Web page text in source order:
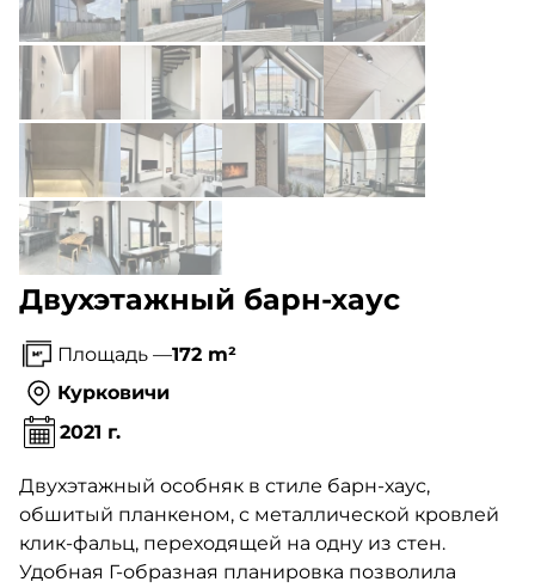
Двухэтажный барн-хаус
Площадь —172 m²
Курковичи
2021 г.
Двухэтажный особняк в стиле барн-хаус,
обшитый планкеном, с металлической кровлей
клик-фальц, переходящей на одну из стен.
Удобная Г-образная планировка позволила